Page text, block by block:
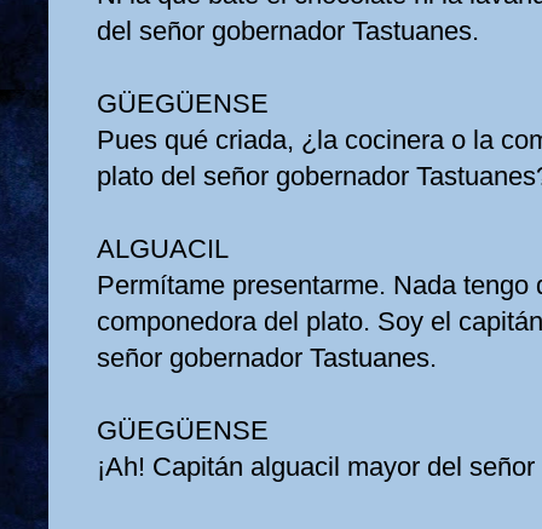
del señor gobernador Tastuanes.
GÜEGÜENSE
Pues qué criada, ¿la cocinera o la
plato del señor gobernador
ALGUACIL
Permítame presentarme. Nada
componedora del plato. Soy el
señor gobernador Tastuanes.
GÜEGÜENSE
¡Ah! Capitán alguacil mayor del